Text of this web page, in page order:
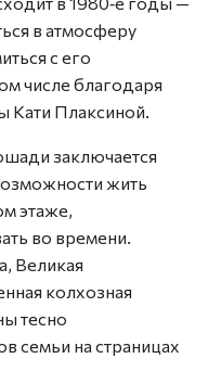
в атмосферу
с его
числе благодаря
Кати Плаксиной.
заключается
жить
этаже,
во времени.
Великая
колхозная
тесно
семьи на страницах